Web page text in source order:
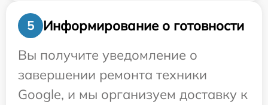
5
Информирование о готовности
Вы получите уведомление о
завершении ремонта техники
Google, и мы организуем доставку к